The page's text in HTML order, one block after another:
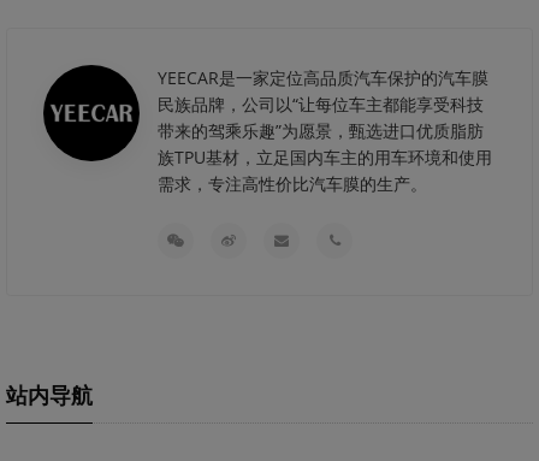
YEECAR是一家定位高品质汽车保护的汽车膜
民族品牌，公司以“让每位车主都能享受科技
带来的驾乘乐趣”为愿景，甄选进口优质脂肪
族TPU基材，立足国内车主的用车环境和使用
需求，专注高性价比汽车膜的生产。
站内导航